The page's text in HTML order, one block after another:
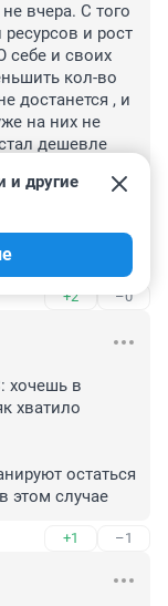
вчера. С того
и рост
себе и своих
кол-во
достанется , и
на них не
дешевле
на три
на острова
ждите ядерной
+2 –0
и другие
хочешь в
хватило
остаться
этом случае
+1 –1